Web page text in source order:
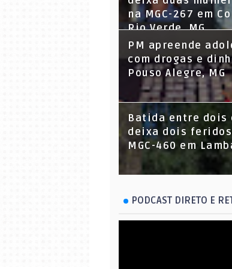
na MGC-267 em
Rio Verde, MG
PM apreende
com drogas e
Pouso Alegre, MG
Batida entre dois
deixa dois
MGC-460 em
PODCAST DIRETO E